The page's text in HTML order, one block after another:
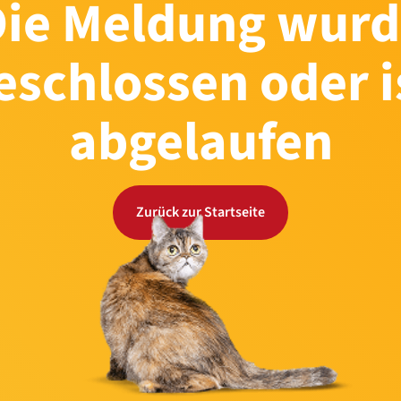
Meldung
oder
abgelaufen
Zurück zur Startseite